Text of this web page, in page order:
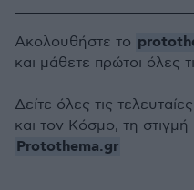
Ακολουθήστε το
και μάθετε πρώτοι όλες
Δείτε όλες τις τελευταίες
και τον Κόσμο, τη
Protothema.gr